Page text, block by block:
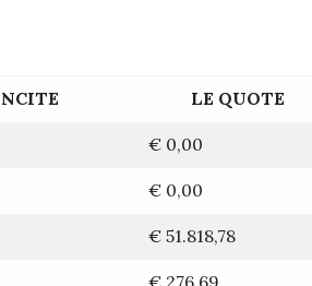
LE QUOTE
€ 0,00
€ 0,00
€ 51.818,78
€ 276,69